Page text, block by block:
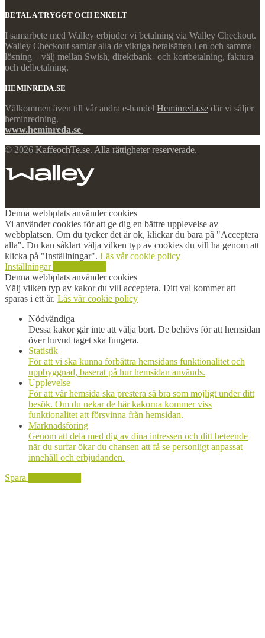
BETALA TRYGGT OCH ENKELT
I samarbete med Walley erbjuder vi betalning via Walley Checkout.
Walley Checkout samlar alla de viktiga betalsätten i en och samma
lösning – välj mellan Swish, direktbank- och kortbetalning, faktura
och delbetalning.
HEMINREDA.SE
Välkommen även till vår andra e-handel Heminreda.se där vi säljer
heminredning.
www.heminreda.se
© 2026 KaffeochTe.se. Alla rättigheter reserverade.
Denna webbplats använder cookies
Vi använder cookies för att ge dig en bättre upplevelse av
webbplatsen. Om du tycker det är ok, klickar du bara på "Acceptera
alla". Du kan såklart välja vilken typ av cookies du vill ha genom att
klicka på "Inställningar". Läs vår cookie policy
Inställningar
Denna webbplats använder cookies
Välj vilken typ av kakor du vill acceptera. Ditt val kommer att
sparas i ett år. Läs vår cookie policy
Nödvändiga
Dessa kakor går inte att välja bort. De behövs för att hemsidan
över huvud taget ska fungera.
Statistik
För att vi ska kunna förbättra hemsidans funktionalitet och
uppbyggnad, baserat på hur hemsidan används.
Upplevelse
För att vår hemsida ska prestera så bra som möjligt under ditt
besök. Om du nekar de här kakorna kommer viss
funktionalitet att försvinna från hemsidan.
Marknadsföring
Genom att dela med dig av dina intressen och ditt beteende
när du surfar ökar du chansen att få se personligt anpassat
innehåll och erbjudanden.
Spara